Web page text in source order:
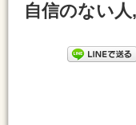
自信のない人